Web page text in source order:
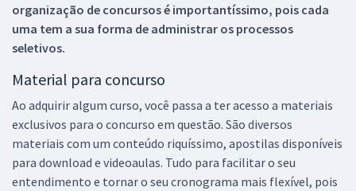
organização de concursos é importantíssimo, pois cada
uma tem a sua forma de administrar os processos
seletivos.
Material para concurso
Ao adquirir algum curso, você passa a ter acesso a materiais
exclusivos para o concurso em questão. São diversos
materiais com um conteúdo riquíssimo, apostilas disponíveis
para download e videoaulas. Tudo para facilitar o seu
entendimento e tornar o seu cronograma mais flexível, pois